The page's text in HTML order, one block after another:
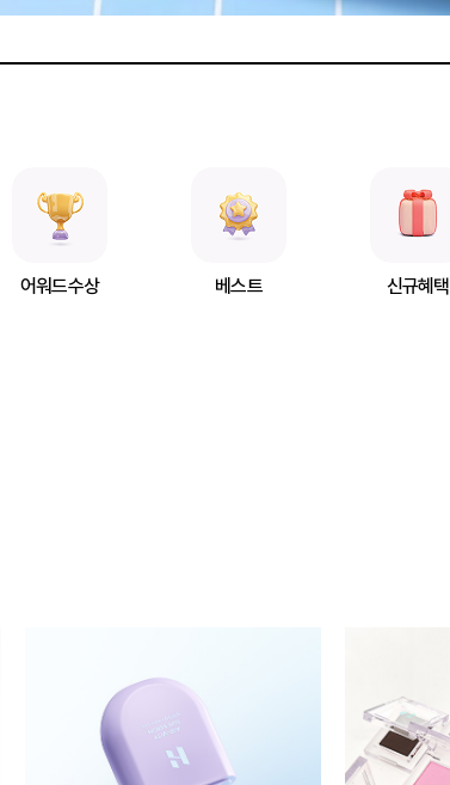
어워드수상 베스트 신규혜택